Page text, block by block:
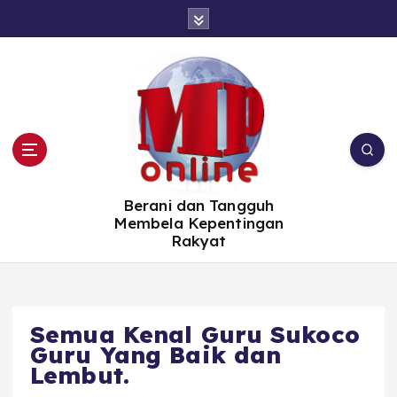
Berani dan Tangguh
Membela Kepentingan
Rakyat
Semua Kenal Guru Sukoco
Guru Yang Baik dan
Lembut.